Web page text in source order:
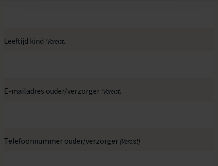
Leeftijd kind (Vereist)
E-mailadres ouder/verzorger (Vereist)
Telefoonnummer ouder/verzorger (Vereist)